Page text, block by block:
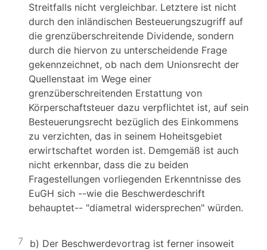
Streitfalls nicht vergleichbar. Letztere ist nicht
durch den inländischen Besteuerungszugriff auf
die grenzüberschreitende Dividende, sondern
durch die hiervon zu unterscheidende Frage
gekennzeichnet, ob nach dem Unionsrecht der
Quellenstaat im Wege einer
grenzüberschreitenden Erstattung von
Körperschaftsteuer dazu verpflichtet ist, auf sein
Besteuerungsrecht bezüglich des Einkommens
zu verzichten, das in seinem Hoheitsgebiet
erwirtschaftet worden ist. Demgemäß ist auch
nicht erkennbar, dass die zu beiden
Fragestellungen vorliegenden Erkenntnisse des
EuGH sich --wie die Beschwerdeschrift
behauptet-- "diametral widersprechen" würden.
7
b) Der Beschwerdevortrag ist ferner insoweit